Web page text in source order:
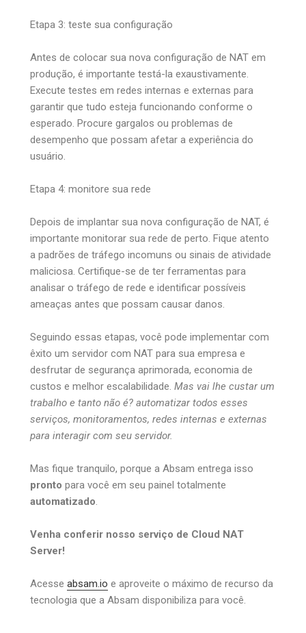
Etapa 3: teste sua configuração
Antes de colocar sua nova configuração de NAT em
produção, é importante testá-la exaustivamente.
Execute testes em redes internas e externas para
garantir que tudo esteja funcionando conforme o
esperado. Procure gargalos ou problemas de
desempenho que possam afetar a experiência do
usuário.
Etapa 4: monitore sua rede
Depois de implantar sua nova configuração de NAT, é
importante monitorar sua rede de perto. Fique atento
a padrões de tráfego incomuns ou sinais de atividade
maliciosa. Certifique-se de ter ferramentas para
analisar o tráfego de rede e identificar possíveis
ameaças antes que possam causar danos.
Seguindo essas etapas, você pode implementar com
êxito um servidor com NAT para sua empresa e
desfrutar de segurança aprimorada, economia de
custos e melhor escalabilidade.Mas vai lhe custar um
trabalho e tanto não é? automatizar todos esses
serviços, monitoramentos, redes internas e externas
para interagir com seu servidor.
Mas fique tranquilo, porque a Absam entrega isso
pronto para você em seu painel totalmente
automatizado.
Venha conferir nosso serviço de Cloud NAT
Server!
Acesseabsam.io e aproveite o máximo de recurso da
tecnologia que a Absam disponibiliza para você.